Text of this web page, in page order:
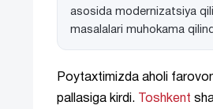
asosida modernizatsiya
masalalari muhokama
Poytaxtimizda aholi
pallasiga kirdi.
Toshkent